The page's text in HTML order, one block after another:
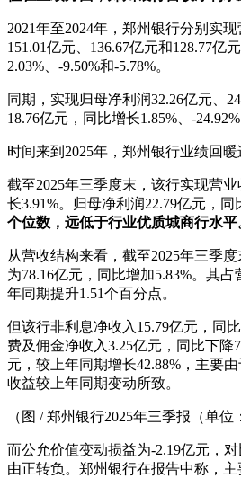
2021年至2024年，郑州银行分别实现
151.01亿元、136.67亿元和128.77亿
2.03%、-9.50%和-5.78%。
同期，实现归母净利润32.26亿元、
18.76亿元，同比增长1.85%、-24.92%
时间来到2025年，郑州银行业绩回暖
截至2025年三季度末，该行实现营
长3.91%。归母净利润22.79亿元，同
个位数，远低于行业优质城商行水平
从营收结构来看，截至2025年三季
为78.16亿元，同比增加5.83%。其
年同期提升1.51个百分点。
但该行非利息净收入15.79亿元，同
费及佣金净收入3.25亿元，同比下降
元，较上年同期增长42.88%，主要
收益较上年同期变动所致。
（图 / 郑州银行2025年三季报（单位
而公允价值变动损益为-2.19亿元，对
由正转负。郑州银行在报告中称，